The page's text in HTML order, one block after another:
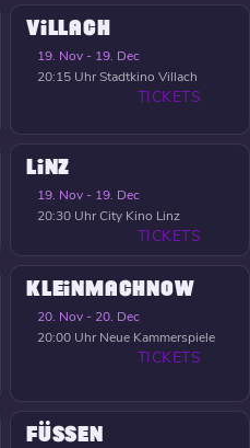
VILLACH
19. Nov - 19. Dec
20:15 UhrStadtkino Villach
TICKETS
LINZ
19. Nov - 19. Dec
20:30 UhrCity Kino Linz
TICKETS
KLEINMACHNOW
20. Nov - 20. Dec
20:00 Uhr Neue Kammerspiele
TICKETS
FÜSSEN